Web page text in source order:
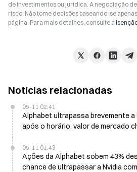
de investimentos ou jurídica. A negociação
risco. Não tome decisões baseando-se
página. Para mais detalhes, consulte a
Notícias relacionadas
05-11 02:41
Alphabet ultrapassa brevemente
após o horário, valor de mercado
05-11 01:43
Ações da Alphabet sobem 43%
chance de ultrapassar a Nvidia